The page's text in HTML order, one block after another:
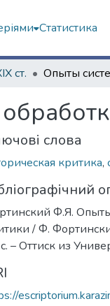
Статистика
ст.
слова
критика,
Ф.Я. Опыты
/ Ф.
– Оттиск из